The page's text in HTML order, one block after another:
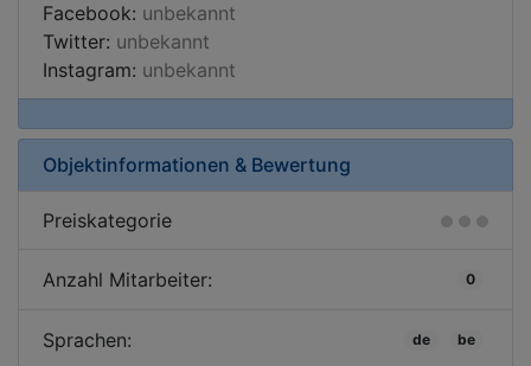
Facebook: unbekannt
Twitter: unbekannt
Instagram: unbekannt
Objektinformationen & Bewertung
Preiskategorie
Anzahl Mitarbeiter: 0
Sprachen: de be